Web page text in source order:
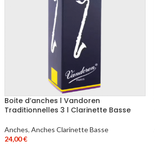
Boite d’anches l Vandoren
Traditionnelles 3 l Clarinette Basse
Anches, Anches Clarinette Basse
24,00€